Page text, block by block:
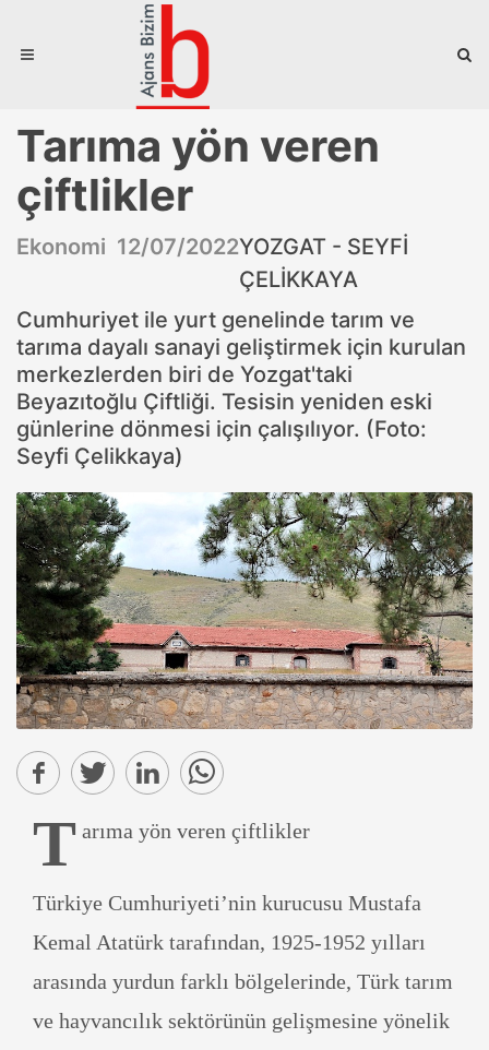
Tarıma yön veren
çiftlikler
Ekonomi 12/07/2022YOZGAT - SEYFİ
ÇELİKKAYA
Cumhuriyet ile yurt genelinde tarım ve
tarıma dayalı sanayi geliştirmek için kurulan
merkezlerden biri de Yozgat'taki
Beyazıtoğlu Çiftliği. Tesisin yeniden eski
günlerine dönmesi için çalışılıyor. (Foto:
Seyfi Çelikkaya)
T arıma yön veren çiftlikler
Türkiye Cumhuriyeti’nin kurucusu Mustafa
Kemal Atatürk tarafından, 1925-1952 yılları
arasında yurdun farklı bölgelerinde, Türk tarım
ve hayvancılık sektörünün gelişmesine yönelik